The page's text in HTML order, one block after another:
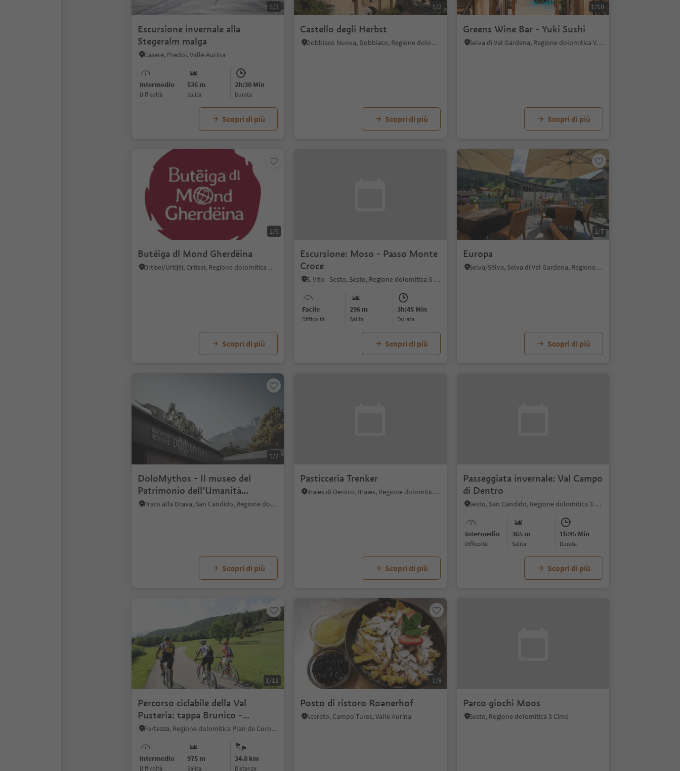
1/3
Escursione invernale alla
Stegeralm malga
Casere, Predoi, Valle Aurina
Intermedio
Difficoltà
536 m
Salita
2h:30 Min
durata
Scopri di più
1/2
Castello degli Herbst
Dobbiaco Nuova, Dobbiaco, Regione dolomitica 3 Cime
Scopri di più
1/10
Greens Wine Bar - Yuki Sushi
Selva di Val Gardena, Regione dolomitica Val Gardena
Scopri di più
1/6
Butëiga dl Mond Gherdëina
Ortisei/Urtijëi, Ortisei, Regione dolomitica Val Gardena
Scopri di più
Escursione: Moso - Passo Monte
Croce
S. Vito - Sesto, Sesto, Regione dolomitica 3 Cime
Facile
Difficoltà
296 m
Salita
3h:45 Min
durata
Scopri di più
1/7
Europa
Selva/Sëlva, Selva di Val Gardena, Regione dolomitica Val Gardena
Scopri di più
1/2
DoloMythos - Il museo del
Patrimonio dell’Umanità
UNESCO
Prato alla Drava, San Candido, Regione dolomitica 3 Cime
Scopri di più
Pasticceria Trenker
Braies di Dentro, Braies, Regione dolomitica 3 Cime
Scopri di più
Passeggiata invernale: Val Campo
di Dentro
Sesto, San Candido, Regione dolomitica 3 Cime
Intermedio
Difficoltà
365 m
Salita
1h:45 Min
durata
Scopri di più
1/12
Percorso ciclabile della Val
Pusteria: tappa Brunico -
Fortezza
Fortezza, Regione dolomitica Plan de Corones
Intermedio
Difficoltà
975 m
Salita
34.8 km
distanza
1/8
Posto di ristoro Roanerhof
Acereto, Campo Tures, Valle Aurina
Parco giochi Moos
Sesto, Regione dolomitica 3 Cime